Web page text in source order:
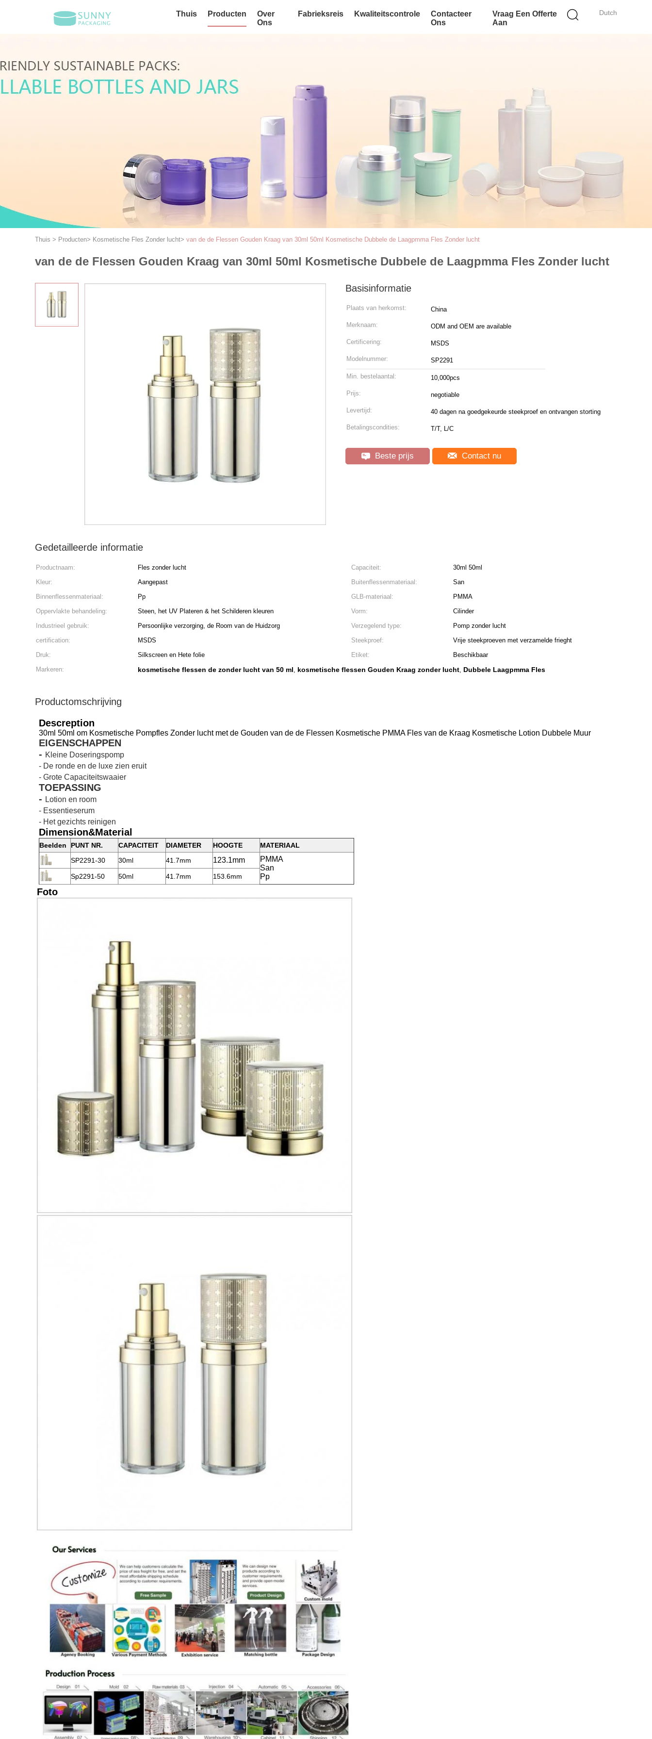
Dutch
Thuis Producten
Over
Ons
Fabrieksreis Kwaliteitscontrole
Contacteer
Ons
Vraag Een Offerte
Aan
Thuis > Producten> Kosmetische Fles Zonder lucht> van de de Flessen Gouden Kraag van 30ml 50ml Kosmetische Dubbele de Laagpmma Fles Zonder lucht
van de de Flessen Gouden Kraag van 30ml 50ml Kosmetische Dubbele de Laagpmma Fles Zonder lucht
Basisinformatie
Plaats van herkomst: China
Merknaam: ODM and OEM are available
Certificering: MSDS
Modelnummer: SP2291
Min. bestelaantal: 10,000pcs
Prijs: negotiable
Levertijd: 40 dagen na goedgekeurde steekproef en ontvangen storting
Betalingscondities: T/T, L/C
Beste prijs Contact nu
Gedetailleerde informatie
Productnaam: Fles zonder lucht Capaciteit:
30ml 50ml
Kleur:
Aangepast Buitenflessenmateriaal:
San
Binnenflessenmateriaal:
Pp GLB-materiaal:
PMMA
Oppervlakte behandeling:
Steen, het UV Plateren & het Schilderen kleuren Vorm:
Cilinder
Industrieel gebruik:
Persoonlijke verzorging, de Room van de Huidzorg Verzegelend type:
Pomp zonder lucht
certification:
MSDS Steekproef:
Vrije steekproeven met verzamelde frieght
Druk:
Silkscreen en Hete folie Etiket:
Beschikbaar
Markeren:
kosmetische flessen de zonder lucht van 50 ml, kosmetische flessen Gouden Kraag zonder lucht, Dubbele Laagpmma Fles
Productomschrijving
Descreption
30ml 50ml om Kosmetische Pompfles Zonder lucht met de Gouden van de de Flessen Kosmetische PMMA Fles van de Kraag Kosmetische Lotion Dubbele Muur
EIGENSCHAPPEN
- Kleine Doseringspomp
- De ronde en de luxe zien eruit
- Grote Capaciteitswaaier
TOEPASSING
- Lotion en room
- Essentieserum
- Het gezichts reinigen
Dimension&Material
Beelden PUNT NR. CAPACITEIT DIAMETER HOOGTE
MATERIAAL
SP2291-30
30ml 41.7mm 123.1mm
PMMA
San
Pp
Sp2291-50 50ml 41.7mm 153.6mm
Foto